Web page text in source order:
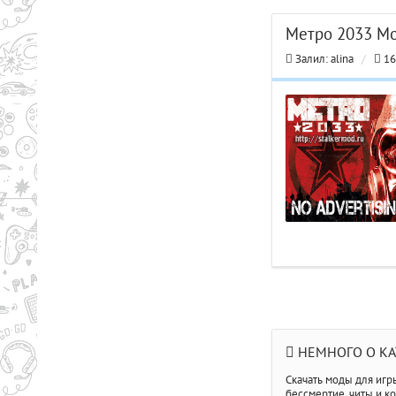
Метро 2033
Залил:alina /
НЕМНОГО О
Скачать моды для